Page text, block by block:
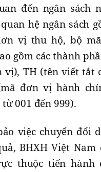
đến ngân sách
hệ ngân sách
vị thu hộ, bộ
gồm các thành
vị), TH (tên viết tắt
đơn vị hành
001 đến 999).
việc chuyển đổi
BHXH Việt Nam
thuộc tiến hành